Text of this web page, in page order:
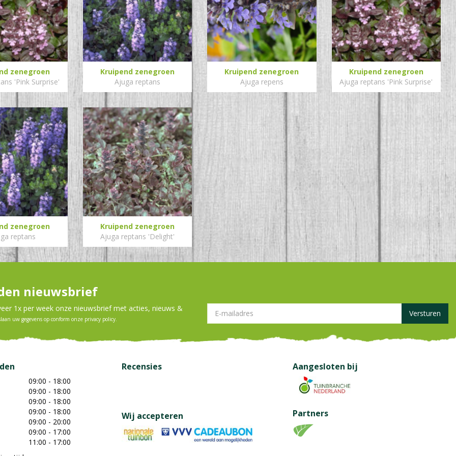
zenegroen
'Pink Surprise'
Kruipend zenegroen
Ajuga reptans
Kruipend zenegroen
Ajuga repens
Kruipend zenegroen
Ajuga reptans 'Pink Surprise'
zenegroen
reptans
Kruipend zenegroen
Ajuga reptans 'Delight'
nieuwsbrief
1x per week onze nieuwsbrief met acties, nieuws &
uw gegevens op conform onze privacy policy.
09:00 - 18:00
09:00 - 18:00
09:00 - 18:00
09:00 - 18:00
09:00 - 20:00
09:00 - 17:00
11:00 - 17:00
Recensies Aangesloten bij
Partners
Wij accepteren